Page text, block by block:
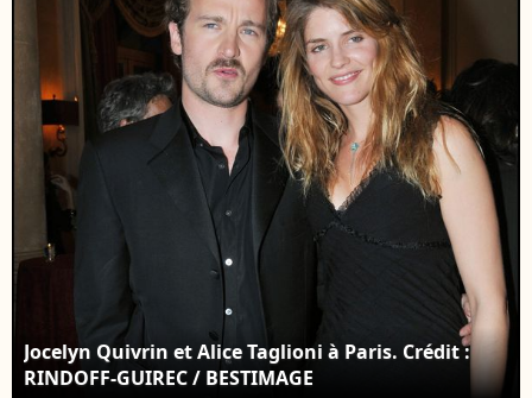
Jocelyn Quivrin et Alice Taglioni à Paris. Crédit :
RINDOFF-GUIREC / BESTIMAGE